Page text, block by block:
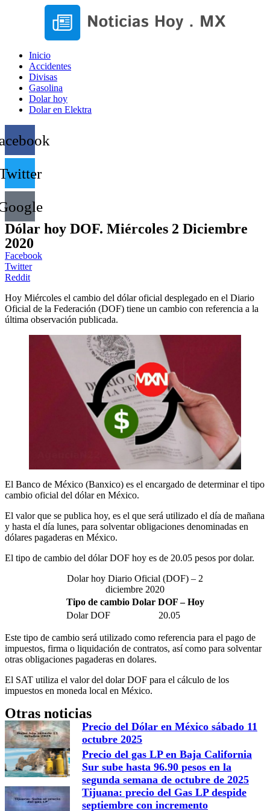
Inicio
Accidentes
Divisas
Gasolina
Dolar hoy
Dolar en Elektra
Dólar hoy DOF. Miércoles 2 Diciembre
2020
Facebook
Twitter
Reddit
Hoy Miércoles el cambio del dólar oficial desplegado en el Diario
Oficial de la Federación (DOF) tiene un cambio con referencia a la
última observación publicada.
El Banco de México (Banxico) es el encargado de determinar el tipo
cambio oficial del dólar en México.
El valor que se publica hoy, es el que será utilizado el día de mañana
y hasta el día lunes, para solventar obligaciones denominadas en
dólares pagaderas en México.
El tipo de cambio del dólar DOF hoy es de 20.05 pesos por dolar.
Dolar hoy Diario Oficial (DOF) – 2
diciembre 2020
Tipo de cambio Dolar DOF – Hoy
Dolar DOF
20.05
Este tipo de cambio será utilizado como referencia para el pago de
impuestos, firma o liquidación de contratos, así como para solventar
otras obligaciones pagaderas en dolares.
El SAT utiliza el valor del dolar DOF para el cálculo de los
impuestos en moneda local en México.
Otras noticias
Precio del Dólar en México sábado 11
octubre 2025
Precio del gas LP en Baja California
Sur sube hasta 96.90 pesos en la
segunda semana de octubre de 2025
Tijuana: precio del Gas LP despide
septiembre con incremento